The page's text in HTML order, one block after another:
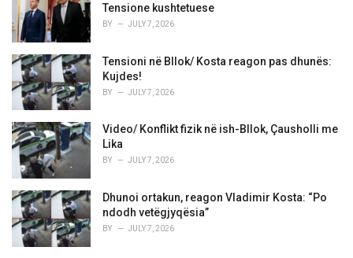
Tensione kushtetuese
BY JULY 7, 2026
Tensioni në Bllok/ Kosta reagon pas dhunës:
Kujdes!
BY JULY 7, 2026
Video/ Konflikt fizik në ish-Bllok, Çausholli me
Lika
BY JULY 7, 2026
Dhunoi ortakun, reagon Vladimir Kosta: “Po
ndodh vetëgjyqësia”
BY JULY 7, 2026